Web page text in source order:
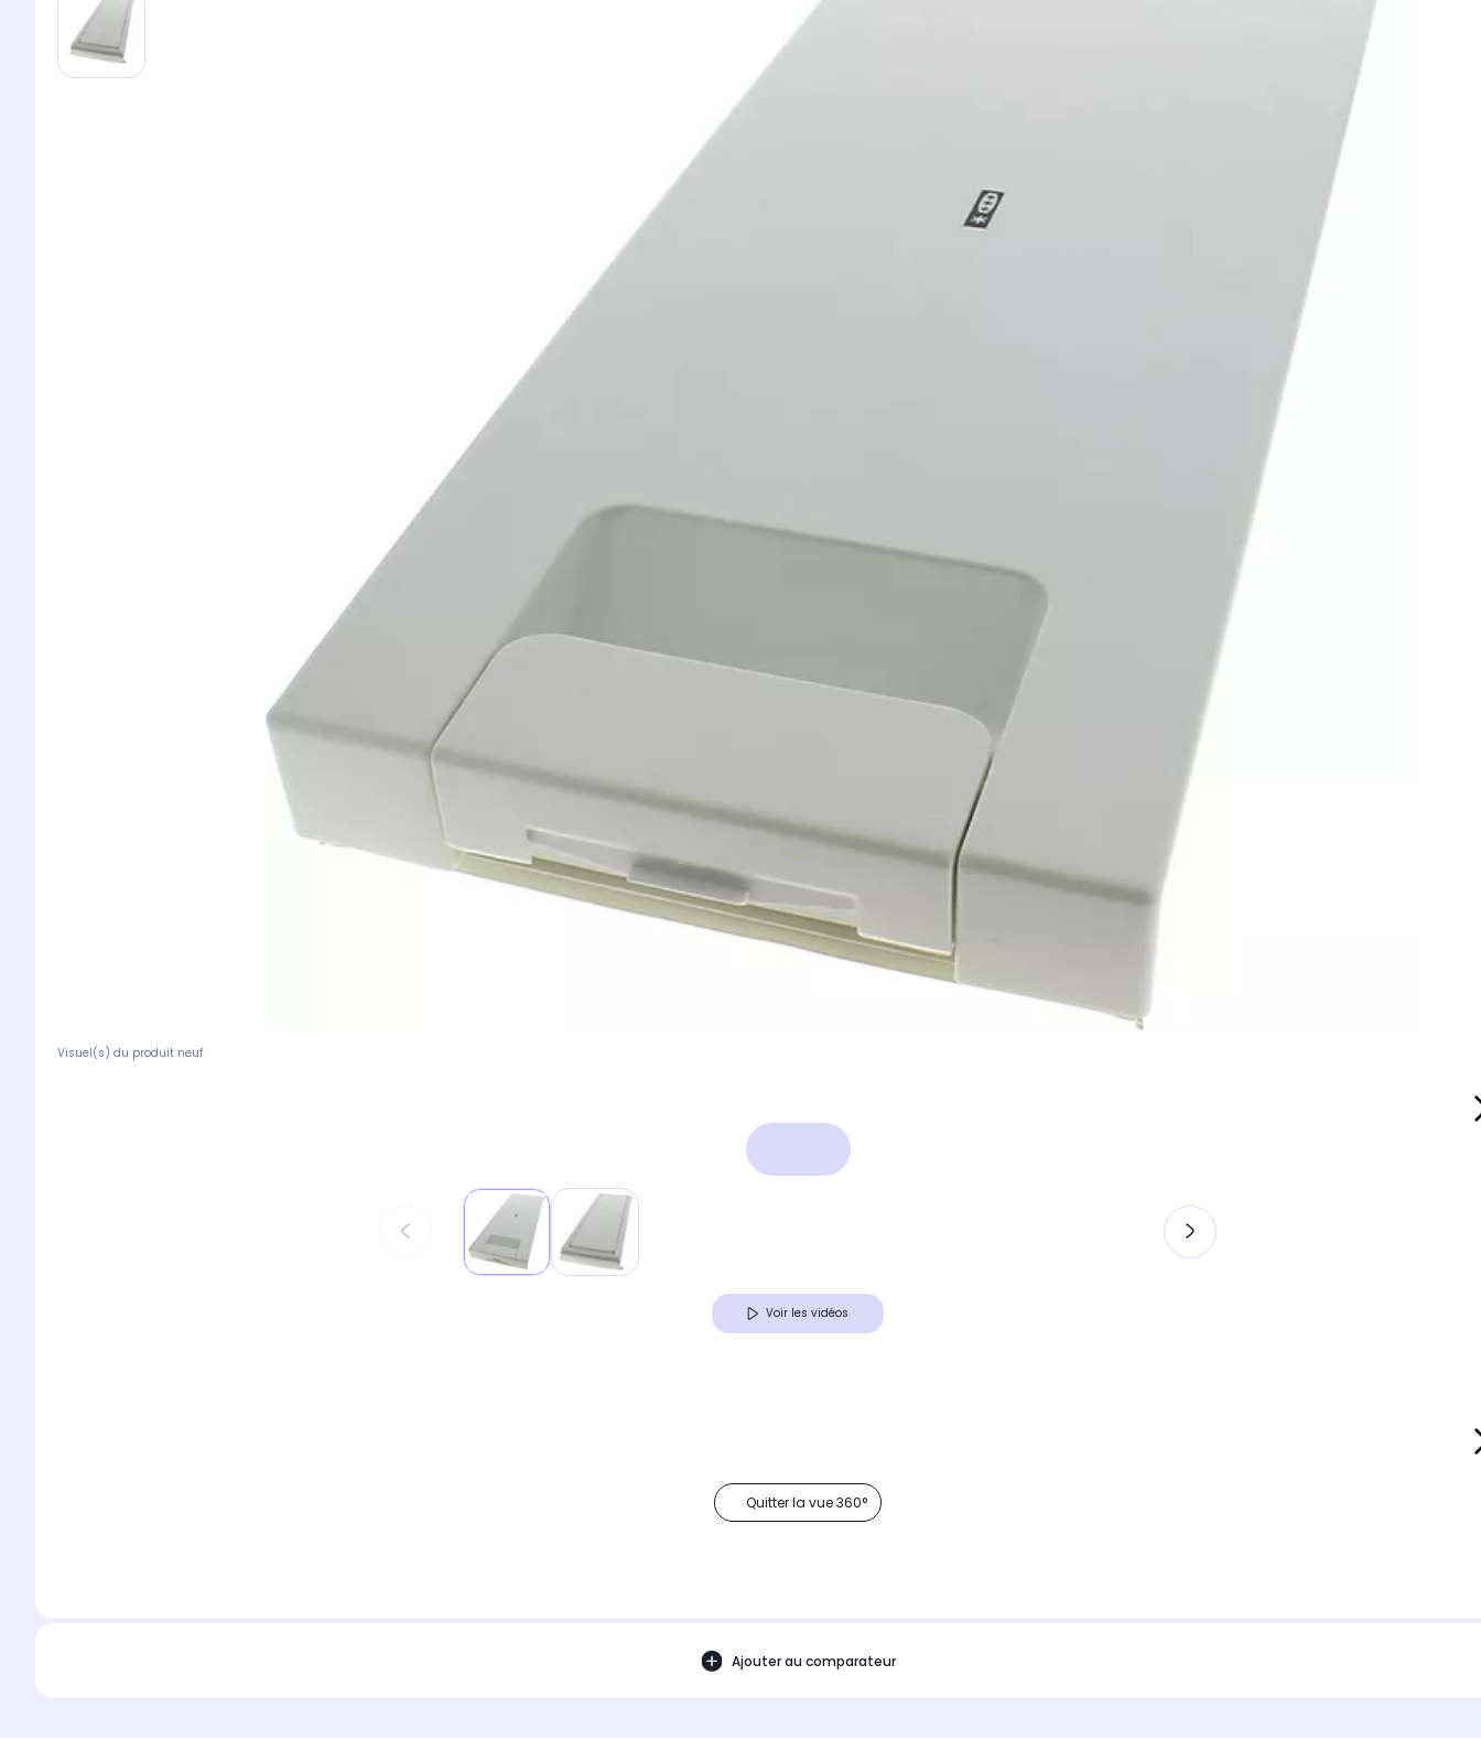
Visuel(s) du produit neuf
Voir les vidéos
Quitter la vue 360°
Ajouter au comparateur